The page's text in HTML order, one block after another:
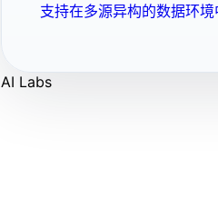
支持在多源异构的数据环
AI Labs